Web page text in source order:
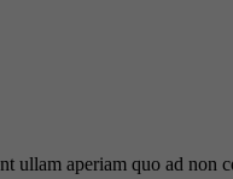
ullam aperiam quo ad